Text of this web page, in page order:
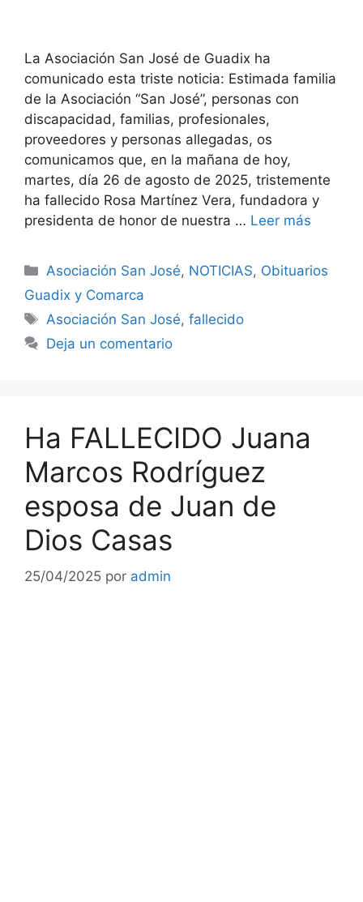
La Asociación San José de Guadix ha
comunicado esta triste noticia: Estimada familia
de la Asociación “San José”, personas con
discapacidad, familias, profesionales,
proveedores y personas allegadas, os
comunicamos que, en la mañana de hoy,
martes, día 26 de agosto de 2025, tristemente
ha fallecido Rosa Martínez Vera, fundadora y
presidenta de honor de nuestra … Leer más
Categorías
Asociación San José, NOTICIAS, Obituarios
Guadix y Comarca
Etiquetas
Asociación San José,fallecido
Deja un comentario
Ha FALLECIDO Juana
Marcos Rodríguez
esposa de Juan de
Dios Casas
25/04/2025 por admin